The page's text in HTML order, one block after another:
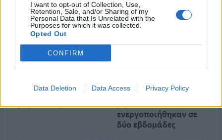
I want to opt-out of Collection, Use,
Retention, Sale, and/or Sharing of my
Personal Data that Is Unrelated with the
Purposes for which it was collected.
Opted Out
CONFIRM
Data Deletion Data Access Privacy Policy
HISTORY & CULTURE
Ο «Κουρέας της
Σεβίλλης» με
μαριονέτες
HISTORY & CULTURE
ΔΥΠΑ: Συνολικά
55.000 voucher
βιβλίων
ενεργοποιήθηκαν σε
δύο εβδομάδες